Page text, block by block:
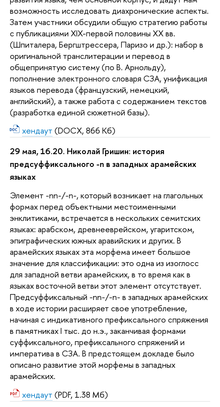
возможность исследовать диахронические аспекты.
Затем участники обсудили общую стратегию работы
с публикациями XIX-первой половины XX вв.
(Шпиталера, Бергштрессера, Паризо и др.): набор в
оригинальной транслитерации и перевод в
общепринятую систему (по В. Арнольду),
пополнение электронного словаря СЗА, унификация
языков перевода (французский, немецкий,
английский), а также работа с содержанием текстов
(разработка единой сюжетной базы).
хендаут (DOCX, 866 Кб)
29 мая, 16.20. Николай Гришин: история
предсуффиксального -n в западных арамейских
языках
Элемент -nn-/-n-, который возникает на глагольных
формах перед объектными местоименными
энклитиками, встречается в нескольких семитских
языках: арабском, древнееврейском, угаритском,
эпиграфических южных аравийских и других. В
арамейских языках эта морфема имеет большое
значение для классификации: это одна из изоглосс
для западной ветви арамейских, в то время как в
языках восточной ветви этот элемент отсутствует.
Предсуффиксальный -nn-/-n- в западных арамейских
в ходе истории расширяет свое употребление,
начиная с индикативного префиксального спряжения
в памятниках I тыс. до н.э., заканчивая формами
суффиксального, префиксального спряжений и
императива в СЗА. В предстоящем докладе было
описано развитие этой морфемы в западных
арамейских.
хендаут (PDF, 1.38 Мб)